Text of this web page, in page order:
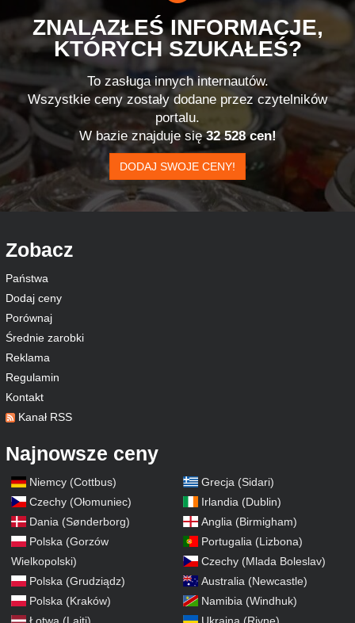
ZNALAZŁEŚ INFORMACJE,
KTÓRYCH SZUKAŁEŚ?
To zasługa innych internautów.
Wszystkie ceny zostały dodane przez czytelników
portalu.
W bazie znajduje się32 528 cen!
DODAJ SWOJE CENY!
Zobacz
Państwa
Dodaj ceny
Porównaj
Średnie zarobki
Reklama
Regulamin
Kontakt
Kanał RSS
Najnowsze ceny
Niemcy (Cottbus)
Czechy (Ołomuniec)
Dania (Sønderborg)
Polska (Gorzów
Wielkopolski)
Polska (Grudziądz)
Polska (Kraków)
Grecja (Sidari)
Irlandia (Dublin)
Anglia (Birmigham)
Portugalia (Lizbona)
Czechy (Mlada Boleslav)
Australia (Newcastle)
Namibia (Windhuk)